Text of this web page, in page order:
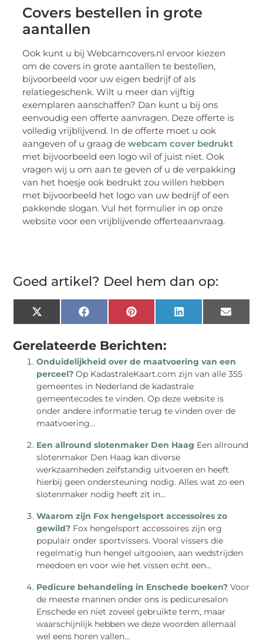
Covers bestellen in grote
aantallen
Ook kunt u bij Webcamcovers.nl ervoor kiezen
om de covers in grote aantallen te bestellen,
bijvoorbeeld voor uw eigen bedrijf of als
relatiegeschenk. Wilt u meer dan vijftig
exemplaren aanschaffen? Dan kunt u bij ons
eenvoudig een offerte aanvragen. Deze offerte is
volledig vrijblijvend. In de offerte moet u ook
aangeven of u graag dewebcam cover bedrukt
met bijvoorbeeld een logo wil of juist niet. Ook
vragen wij u om aan te geven of u de verpakking
van het hoesje ook bedrukt zou willen hebben
met bijvoorbeeld het logo van uw bedrijf of een
pakkende slogan. Vul het formulier in op onze
website voor een vrijblijvende offerteaanvraag.
Goed artikel? Deel hem dan op:
X
(Twitter)
FacebookPinterestLinkedInEmail
Gerelateerde Berichten:
Onduidelijkheid over de maatvoering van een
perceel? Op KadastraleKaart.com zijn van alle 355
gemeentes in Nederland de kadastrale
gemeentecodes te vinden. Op deze website is
onder andere informatie terug te vinden over de
maatvoering...
Een allround slotenmaker Den Haag Een allround
slotenmaker Den Haag kan diverse
werkzaamheden zelfstandig uitvoeren en heeft
hierbij geen ondersteuning nodig. Alles wat zo een
slotenmaker nodig heeft zit in...
Waarom zijn Fox hengelsport accessoires zo
gewild? Fox hengelsport accessoires zijn erg
populair onder sportvissers. Vooral vissers die
regelmatig hun hengel uitgooien, aan wedstrijden
meedoen en voor wie het vissen echt een...
Pedicure behandeling in Enschede boeken? Voor
de meeste mannen onder ons is pedicuresalon
Enschede en niet zoveel gebruikte term, maar
waarschijnlijk hebben we deze woorden allemaal
wel eens horen vallen...